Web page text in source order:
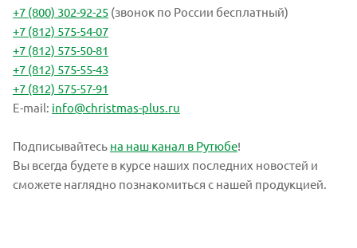
+7 (800) 302-92-25 (звонок по России бесплатный)
+7 (812) 575-54-07
+7 (812) 575-50-81
+7 (812) 575-55-43
+7 (812) 575-57-91
E-mail: info@christmas-plus.ru
Подписывайтесь на наш канал в Рутюбе!
Вы всегда будете в курсе наших последних новостей и
сможете наглядно познакомиться с нашей продукцией.